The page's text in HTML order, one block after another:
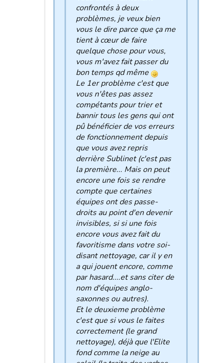
confrontés à deux
problèmes, je veux bien
vous le dire parce que ça me
tient à cœur de faire
quelque chose pour vous,
vous m'avez fait passer du
bon temps qd même
Le 1er problème c'est que
vous n'êtes pas assez
compétants pour trier et
bannir tous les gens qui ont
pû bénéficier de vos erreurs
de fonctionnement depuis
que vous avez repris
derrière Sublinet (c'est pas
la première... Mais on peut
encore une fois se rendre
compte que certaines
équipes ont des passe-
droits au point d'en devenir
invisibles, si si une fois
encore vous avez fait du
favoritisme dans votre soi-
disant nettoyage, car il y en
a qui jouent encore, comme
par hasard....et sans citer de
nom d'équipes anglo-
saxonnes ou autres).
Et le deuxieme problème
c'est que si vous le faites
correctement (le grand
nettoyage), déjà que l'Elite
fond comme la neige au